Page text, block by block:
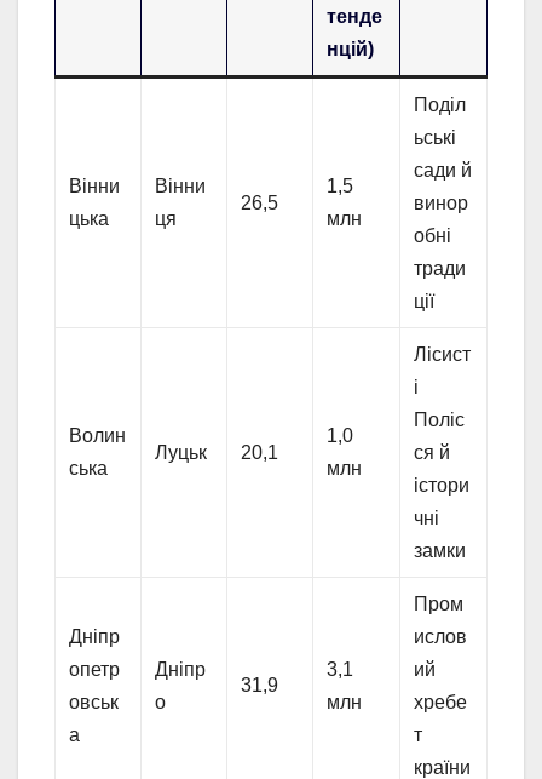
тенде
нцій)
Вінни
цька
Вінни
ця
26,5
1,5
млн
Поділ
ьські
сади й
винор
обні
тради
ції
Волин
ська
Луцьк 20,1
1,0
млн
Лісист
і
Поліс
ся й
істори
чні
замки
Дніпр
опетр
овськ
а
Дніпр
о
31,9
3,1
млн
Пром
ислов
ий
хребе
т
країни